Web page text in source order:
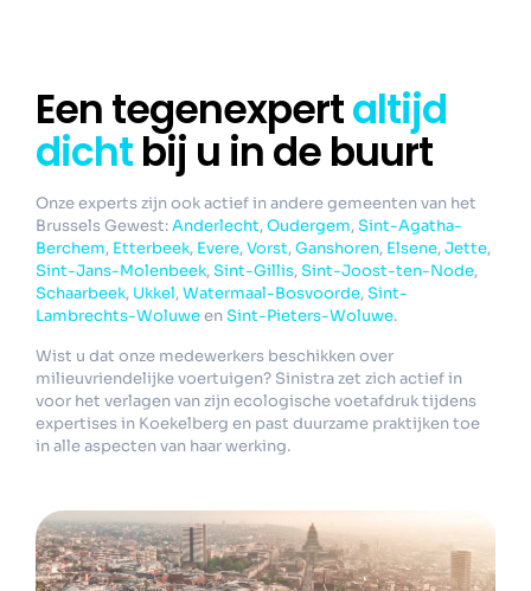
Een tegenexpertaltijd
dichtbij u in de buurt
Onze experts zijn ook actief in andere gemeenten van het
Brussels Gewest:Anderlecht,Oudergem,Sint-Agatha-
Berchem, Etterbeek, Evere,Vorst,Ganshoren, Elsene,Jette,
Sint-Jans-Molenbeek,Sint-Gillis,Sint-Joost-ten-Node,
Schaarbeek, Ukkel,Watermaal-Bosvoorde,Sint-
Lambrechts-WoluweenSint-Pieters-Woluwe.
Wist u dat onze medewerkers beschikken over
milieuvriendelijke voertuigen? Sinistra zet zich actief in
voor het verlagen van zijn ecologische voetafdruk tijdens
expertises in Koekelberg en past duurzame praktijken toe
in alle aspecten van haar werking.